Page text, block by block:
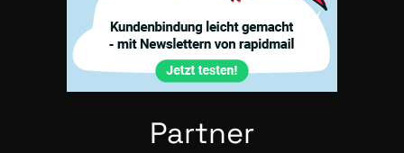
Part­ner